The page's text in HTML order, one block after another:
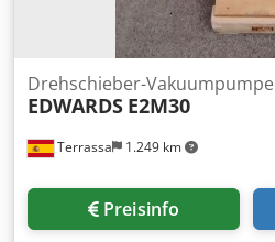
Terrassa 1.249 km
Drehschieber-Vakuumpumpe
EDWARDS E2M30
Preisinfo